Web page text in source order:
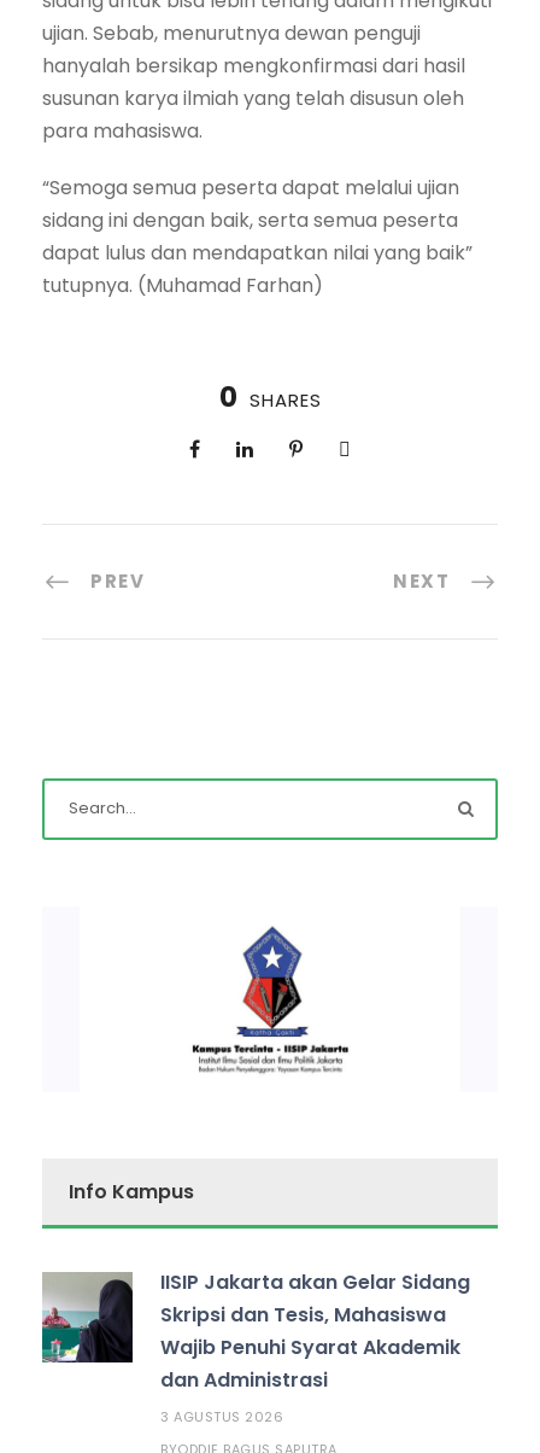
ujian. Sebab, menurutnya dewan penguji
hanyalah bersikap mengkonfirmasi dari hasil
susunan karya ilmiah yang telah disusun oleh
para mahasiswa.
“Semoga semua peserta dapat melalui ujian
sidang ini dengan baik, serta semua peserta
dapat lulus dan mendapatkan nilai yang baik”
tutupnya. (Muhamad Farhan)
0 SHARES
PREV NEXT
Info Kampus
IISIP Jakarta akan Gelar Sidang
Skripsi dan Tesis, Mahasiswa
Wajib Penuhi Syarat Akademik
dan Administrasi
3 AGUSTUS 2026